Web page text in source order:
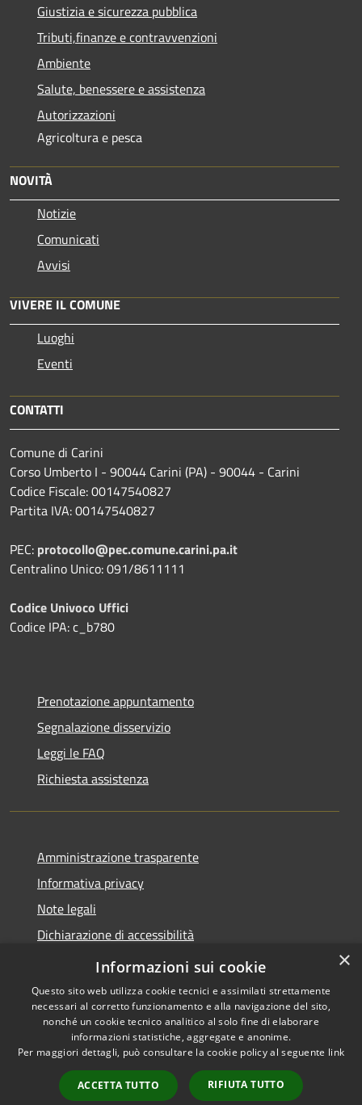
Giustizia e sicurezza pubblica
Tributi,finanze e contravvenzioni
Ambiente
Salute, benessere e assistenza
Autorizzazioni
Agricoltura e pesca
NOVITÀ
Notizie
Comunicati
Avvisi
VIVERE IL COMUNE
Luoghi
Eventi
CONTATTI
Comune di Carini
Corso Umberto I - 90044 Carini (PA) - 90044 - Carini
Codice Fiscale: 00147540827
Partita IVA: 00147540827
PEC: protocollo@pec.comune.carini.pa.it
Centralino Unico: 091/8611111
Codice Univoco Uffici
Codice IPA: c_b780
Prenotazione appuntamento
Segnalazione disservizio
Leggi le FAQ
Richiesta assistenza
Amministrazione trasparente
Informativa privacy
Note legali
Dichiarazione di accessibilità
Privacy e protezione dei dati
Accessibilità
Copyright © 2026 • Comune di
Carini • Powered by
Municipium•
Accesso
redazione
×
Informazioni sui cookie
Questo sito web utilizza cookie tecnici e assimilati strettamente
necessari al corretto funzionamento e alla navigazione del sito,
nonché un cookie tecnico analitico al solo fine di elaborare
informazioni statistiche, aggregate e anonime.
Per maggiori dettagli, può consultare la cookie policy al seguente link
ACCETTA TUTTO RIFIUTA TUTTO